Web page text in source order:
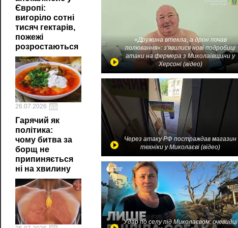
Європі:
вигоріло сотні
тисяч гектарів,
пожежі
розростаються
26.07.2026
Гарячий як
політика:
чому битва за
борщ не
припиняється
ні на хвилину
«Дружина втекла, а дрон почав
полювання»: з'явилися нові подробиці
атаки на фермера з Миколаївщини у
Херсоні (відео)
Через атаку РФ постраждав магазин
техніки у Миколаєві (відео)
Удар по селу під Миколаєвом: очевидці